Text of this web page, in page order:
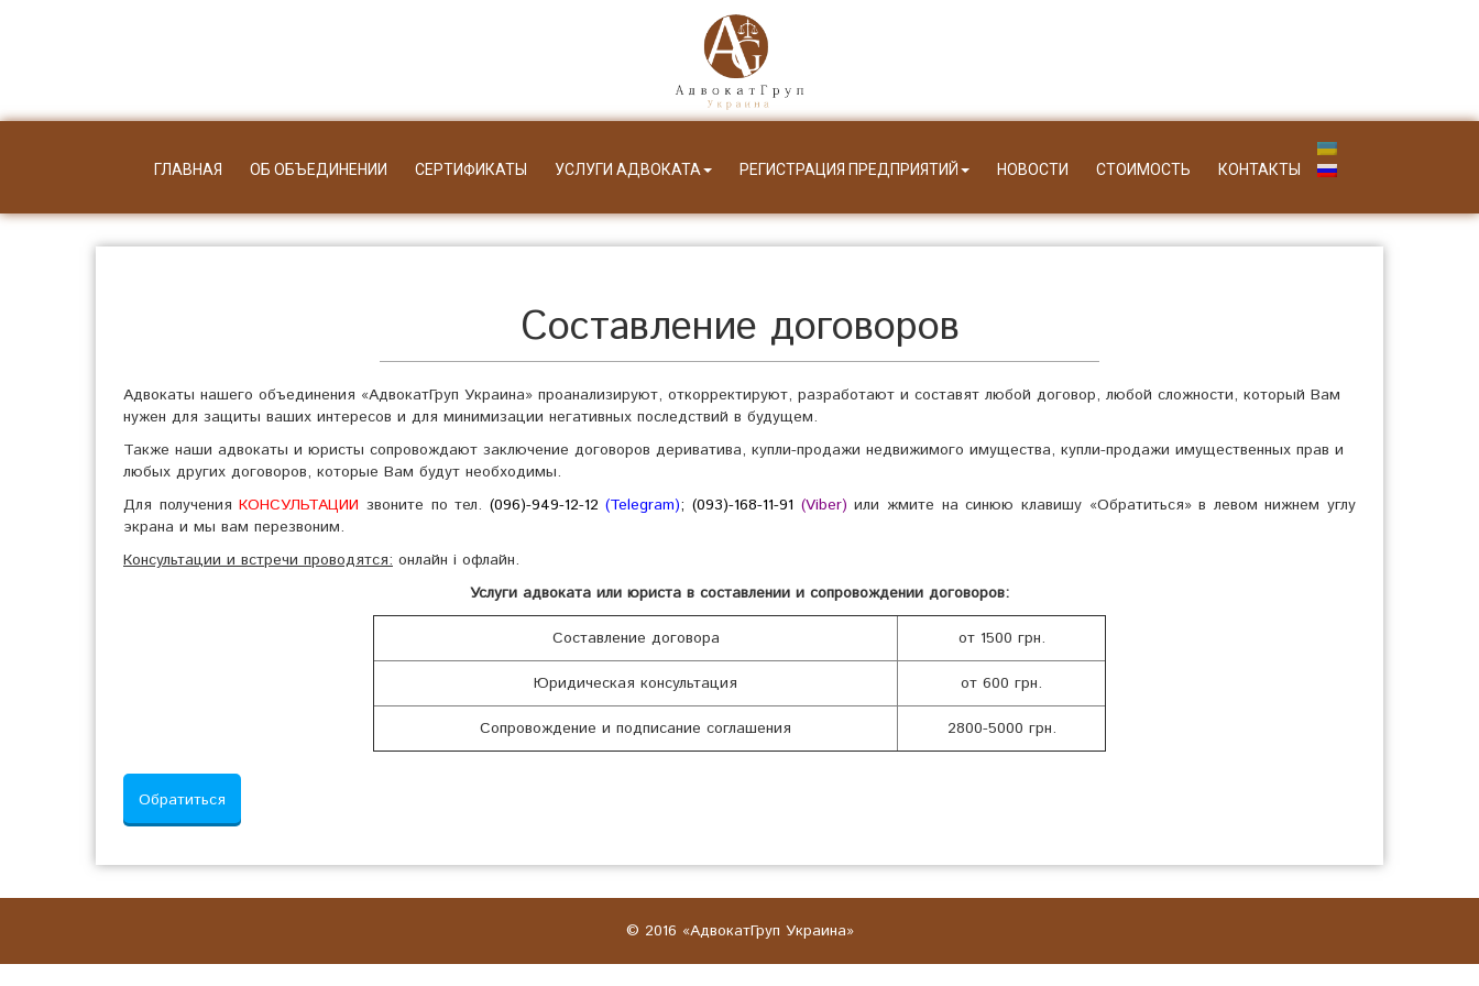
ГЛАВНАЯ ОБ ОБЪЕДИНЕНИИ СЕРТИФИКАТЫ УСЛУГИ АДВОКАТА РЕГИСТРАЦИЯ ПРЕДПРИЯТИЙ НОВОСТИ СТОИМОСТЬ КОНТАКТЫ
Составление договоров
Адвокаты нашего объединения «АдвокатГруп Украина» проанализируют, откорректируют, разработают и составят любой договор, любой сложности, который Вам
нужен для защиты ваших интересов и для минимизации негативных последствий в будущем.
Также наши адвокаты и юристы сопровождают заключение договоров дериватива, купли-продажи недвижимого имущества, купли-продажи имущественных прав и
любых других договоров, которые Вам будут необходимы.
Для получения КОНСУЛЬТАЦИИ звоните по тел. (096)-949-12-12 (Telegram); (093)-168-11-91 (Viber)или жмите на синюю клавишу «Обратиться» в левом нижнем углу
экрана и мы вам перезвоним.
Консультации и встречи проводятся: онлайн і офлайн.
Услуги адвоката или юриста в составлении и сопровождении договоров:
Составление договора от 1500 грн.
Юридическая консультация от 600 грн.
Сопровождение и подписание соглашения 2800-5000 грн.
Обратиться
© 2016 «АдвокатГруп Украина»